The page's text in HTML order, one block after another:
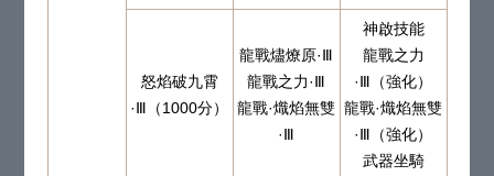
怒焰破九霄
·Ⅲ（1000分）
龍戰燼燎原·Ⅲ
龍戰之力·Ⅲ
龍戰·熾焰無雙
·Ⅲ
神啟技能
龍戰之力
·Ⅲ（強化）
龍戰·熾焰無雙
·Ⅲ（強化）
武器坐騎